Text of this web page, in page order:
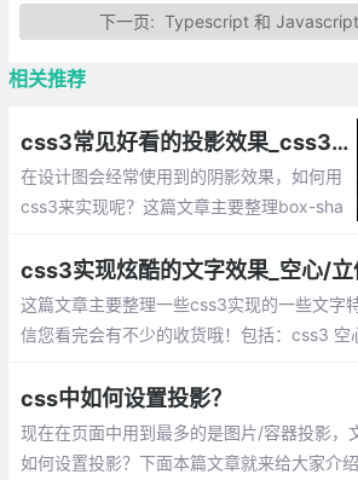
下一页:Typescript 和
相关推荐
css3常见好看的投影效果_css3阴影box-shadow高大上用法
在设计图会经常使用到的阴影效果，如何用
css3来实现呢？这篇文章主要整理box-sha
这篇文章主要整理一些css3实现的一些文字
信您看完会有不少的收货哦！包括：css3
字
css中如何设置投影？
现在在页面中用到最多的是图片/容器投影，
如何设置投影？下面本篇文章就来给大家介